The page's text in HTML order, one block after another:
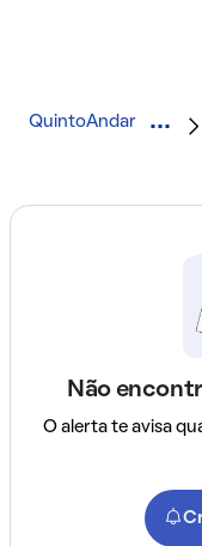
QuintoAndar
Não
O alerta te avisa